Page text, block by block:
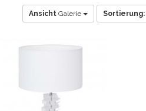
Ansicht Galerie Sortierung: